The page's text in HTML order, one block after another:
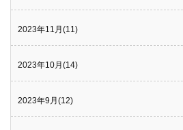
2023年11月(11)
2023年10月(14)
2023年9月(12)